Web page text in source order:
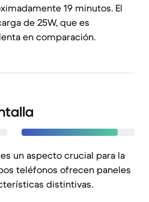
19 minutos. El
de 25W, que es
en comparación.
un aspecto crucial para la
teléfonos ofrecen paneles
distintivas.